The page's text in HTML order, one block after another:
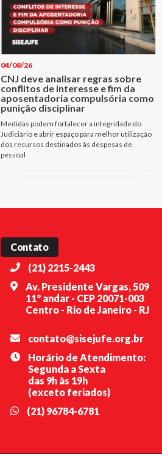
04/08/26
CNJ deve analisar regras sobre
conflitos de interesse e fim da
aposentadoria compulsória como
punição disciplinar
Medidas podem fortalecer a integridade do
Judiciário e abrir espaço para melhor utilização
dos recursos destinados às despesas de
pessoal
Contato
(21) 2215-2443
Av. Presidente Vargas, 509
11º andar - CEP 20071-003
Centro - Rio de Janeiro - RJ
contato@sisejufe.org.br
Horário de Atendimento:
Segunda a Sexta
das 9h às 19h
(exceto feriados)
(21) 96784-6781